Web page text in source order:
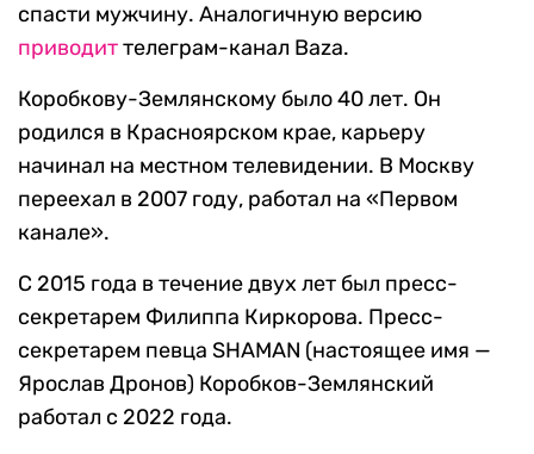
спасти мужчину. Аналогичную версию
приводиттелеграм-канал Baza.
Коробкову-Землянскому было 40 лет. Он
родился в Красноярском крае, карьеру
начинал на местном телевидении. В Москву
переехал в 2007 году, работал на «Первом
канале».
С 2015 года в течение двух лет был пресс-
секретарем Филиппа Киркорова. Пресс-
секретарем певца SHAMAN (настоящее имя —
Ярослав Дронов) Коробков-Землянский
работал с 2022 года.